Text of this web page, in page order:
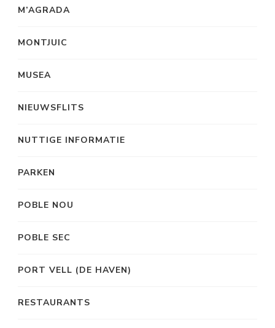
M’AGRADA
MONTJUIC
MUSEA
NIEUWSFLITS
NUTTIGE INFORMATIE
PARKEN
POBLE NOU
POBLE SEC
PORT VELL (DE HAVEN)
RESTAURANTS